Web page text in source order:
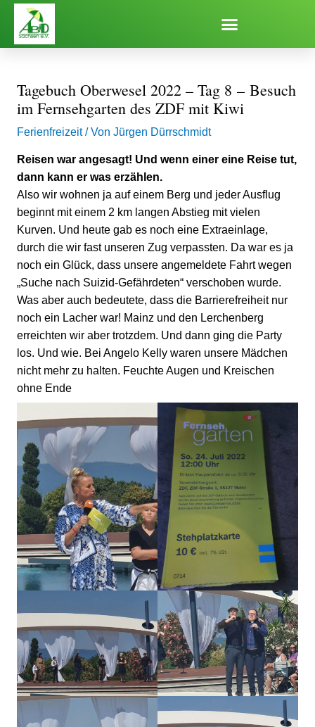
Inhalt
springen
Tagebuch Oberwesel 2022 – Tag 8 – Besuch
im Fernsehgarten des ZDF mit Kiwi
Ferienfreizeit/ Von Jürgen Dürrschmidt
Reisen war angesagt! Und wenn einer eine Reise tut,
dann kann er was erzählen.
Also wir wohnen ja auf einem Berg und jeder Ausflug
beginnt mit einem 2 km langen Abstieg mit vielen
Kurven. Und heute gab es noch eine Extraeinlage,
durch die wir fast unseren Zug verpassten. Da war es ja
noch ein Glück, dass unsere angemeldete Fahrt wegen
„Suche nach Suizid-Gefährdeten“ verschoben wurde.
Was aber auch bedeutete, dass die Barrierefreiheit nur
noch ein Lacher war! Mainz und den Lerchenberg
erreichten wir aber trotzdem. Und dann ging die Party
los. Und wie. Bei Angelo Kelly waren unsere Mädchen
nicht mehr zu halten. Feuchte Augen und Kreischen
ohne Ende